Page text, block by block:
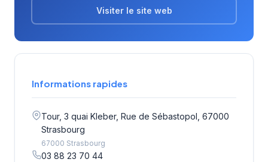
Visiter le site web
Informations rapides
Tour, 3 quai Kleber, Rue de Sébastopol, 67000
Strasbourg
67000 Strasbourg
03 88 23 70 44